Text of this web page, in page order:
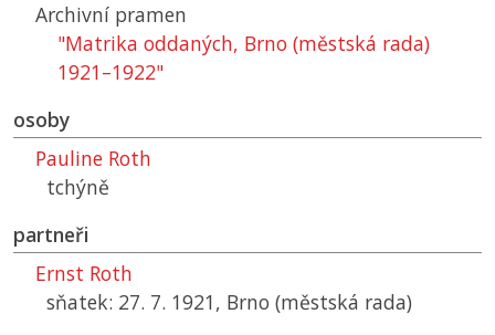
Archivní pramen
"Matrika oddaných, Brno (městská rada)
1921–1922"
osoby
Pauline Roth
tchýně
partneři
Ernst Roth
sňatek: 27. 7. 1921, Brno (městská rada)